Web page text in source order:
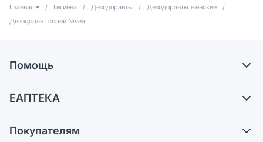
Главная / Гигиена / Дезодоранты / Дезодоранты женские
/
Дезодорант спрей Nivea
Помощь
Самовывоз из аптек
ЕАПТЕКА
Карьера
Покупателям